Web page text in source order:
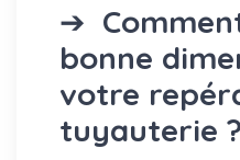
➔
bonne
votre
tuyauterie ?